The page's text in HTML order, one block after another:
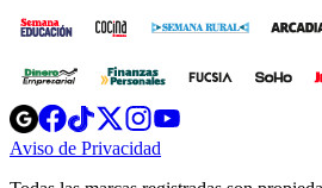
Opens
in
new
Opens
in
new
Opens
in
new
window
Opens
new
windowwindow
Aviso de Privacidad